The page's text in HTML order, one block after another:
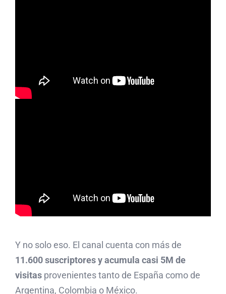
Y no solo eso. El canal cuenta con más de
11.600 suscriptores y acumula casi 5M de
visitas provenientes tanto de España como de
Argentina, Colombia o México.